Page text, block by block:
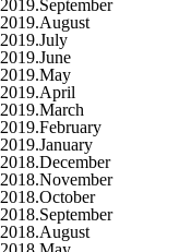
2019.September
2019.August
2019.July
2019.June
2019.May
2019.April
2019.March
2019.February
2019.January
2018.December
2018.November
2018.October
2018.September
2018.August